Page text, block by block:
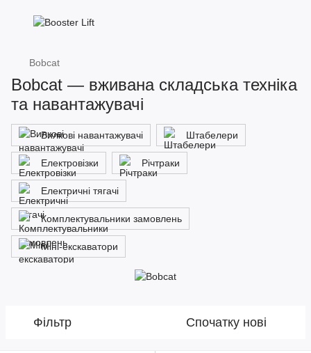
Bobcat
Bobcat — вживана складська техніка
та навантажувачі
Вилкові навантажувачі Штабелери
Електровізки Річтраки
Електричні тягачі
Комплектувальники замовлень
Міні-екскаватори
Фільтр Спочатку нові